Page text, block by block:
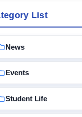
List
News
Events
Student Life